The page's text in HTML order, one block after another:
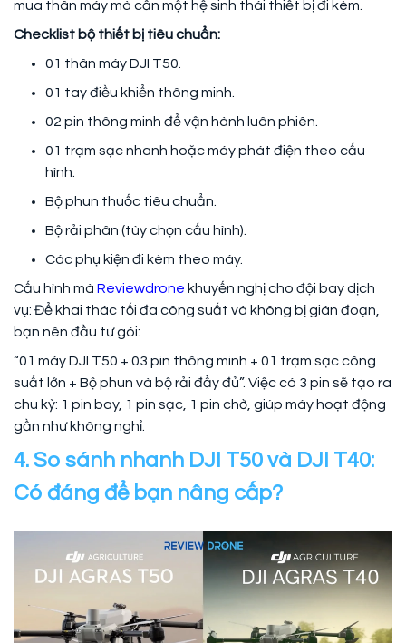
mua thân máy mà cần một hệ sinh thái thiết bị đi kèm.
Checklist bộ thiết bị tiêu chuẩn:
01 thân máy DJI T50.
01 tay điều khiển thông minh.
02 pin thông minh để vận hành luân phiên.
01 trạm sạc nhanh hoặc máy phát điện theo cấu
hình.
Bộ phun thuốc tiêu chuẩn.
Bộ rải phân (tùy chọn cấu hình).
Các phụ kiện đi kèm theo máy.
Cấu hình mà Reviewdrone khuyến nghị cho đội bay dịch
vụ: Để khai thác tối đa công suất và không bị gián đoạn,
bạn nên đầu tư gói:
“01 máy DJI T50 + 03 pin thông minh + 01 trạm sạc công
suất lớn + Bộ phun và bộ rải đầy đủ”. Việc có 3 pin sẽ tạo ra
chu kỳ: 1 pin bay, 1 pin sạc, 1 pin chờ, giúp máy hoạt động
gần như không nghỉ.
4. So sánh nhanh DJI T50 và DJI T40:
Có đáng để bạn nâng cấp?